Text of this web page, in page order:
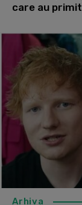
care au
Arhiva